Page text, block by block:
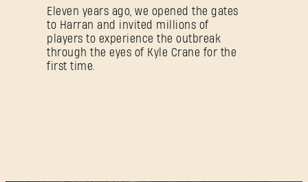
Eleven years ago, we opened the gates
to Harran and invited millions of
players to experience the outbreak
through the eyes of Kyle Crane for the
first time.
SUBMIT
C'est votre première fois sur Dying Light Outpost ?